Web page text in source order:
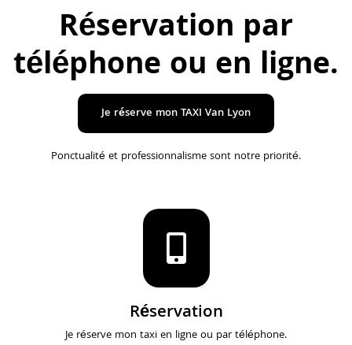
Réservation par
téléphone ou en ligne.
Je réserve mon TAXI Van Lyon
Ponctualité et professionnalisme sont notre priorité.
Réservation
Je réserve mon taxi en ligne ou par téléphone.